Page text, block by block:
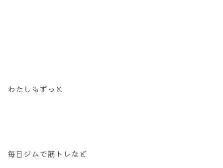
わたしもずっと
毎日ジムで筋トレなど